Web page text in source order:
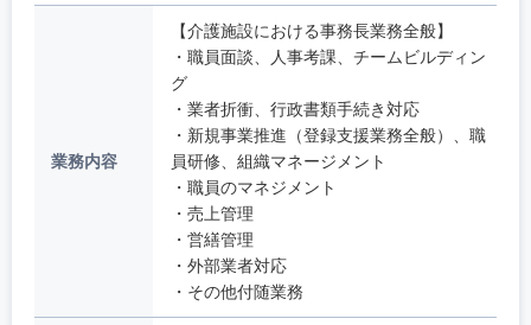
業務内容
【介護施設における事務長業務全般】
・職員面談、人事考課、チームビルディン
グ
・業者折衝、行政書類手続き対応
・新規事業推進（登録支援業務全般）、職
員研修、組織マネージメント
・職員のマネジメント
・売上管理
・営繕管理
・外部業者対応
・その他付随業務